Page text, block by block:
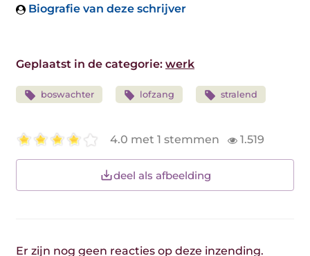
Biografie van deze schrijver
Geplaatst in de categorie: werk
boswachter lofzang stralend
4.0 met 1 stemmen 1.519
deel als afbeelding
Er zijn nog geen reacties op deze inzending.